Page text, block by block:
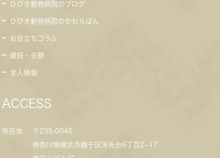
ひびき動物病院のブログ
ひびき動物病院のかわらばん
お役立ちコラム
避妊・去勢
求人情報
ACCESS
所在地
〒235-0045
神奈川県横浜市磯子区洋光台6丁目2−17